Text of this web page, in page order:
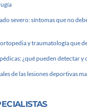
severo: síntomas que no
y traumatología que
¿qué pueden detectar y
de las lesiones deportivas